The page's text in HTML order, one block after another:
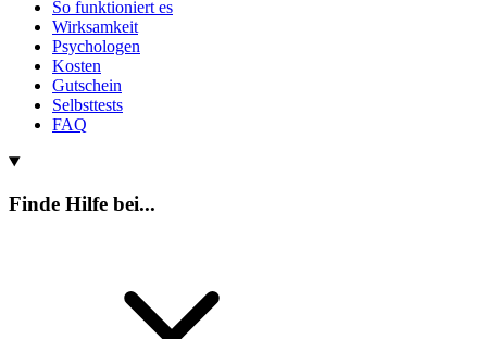
So funktioniert es
Wirksamkeit
Psychologen
Kosten
Gutschein
Selbsttests
FAQ
Finde Hilfe bei...